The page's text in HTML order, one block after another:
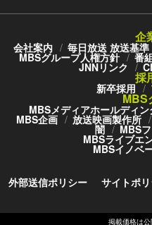
企
会社案内 毎日放送 放送基準
MBSグループ人権方針 番
JNNリンク
採
新卒採用
MBS
MBSメディアホールディン
MBS企画 放送映画製作所
闇 MBS
MBSライブエ
MBSイノベ
外部送信ポリシー サイトポ
掲載価格は公